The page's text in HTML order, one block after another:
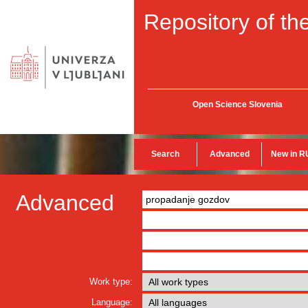
Repository of
Open Science Slovenia
Search Advanced New in
Advanced
Work type:
Language: